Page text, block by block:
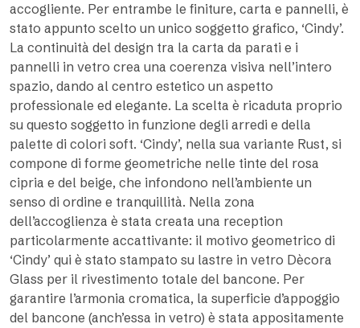
accogliente. Per entrambe le finiture, carta e pannelli, è
stato appunto scelto un unico soggetto grafico, ‘Cindy’.
La continuità del design tra la carta da parati e i
pannelli in vetro crea una coerenza visiva nell’intero
spazio, dando al centro estetico un aspetto
professionale ed elegante. La scelta è ricaduta proprio
su questo soggetto in funzione degli arredi e della
palette di colori soft. ‘Cindy’, nella sua variante Rust, si
compone di forme geometriche nelle tinte del rosa
cipria e del beige, che infondono nell’ambiente un
senso di ordine e tranquillità. Nella zona
dell’accoglienza è stata creata una reception
particolarmente accattivante: il motivo geometrico di
‘Cindy’ qui è stato stampato su lastre in vetro Dècora
Glass per il rivestimento totale del bancone. Per
garantire l’armonia cromatica, la superficie d’appoggio
del bancone (anch’essa in vetro) è stata appositamente